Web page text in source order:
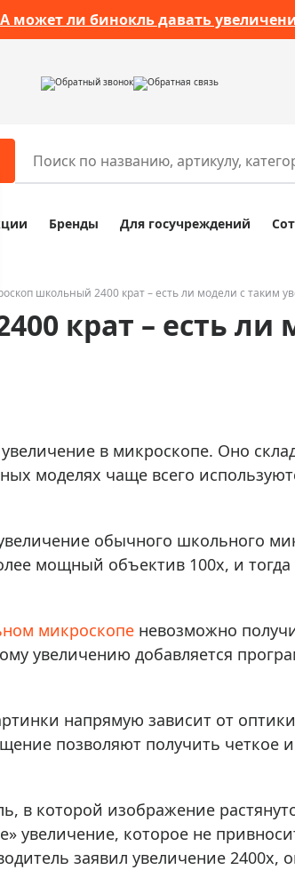
А может ли бинокль давать
Обратный звонок Обратная связь
микроскопов
зрительных труб
по специальным
образцов
Разное
Компасы
Наборы
Наборы для
Штативы
Сумки, кейсы,
Карты, постеры,
Элементы
Фотоловушки
Бренды Для госучреждений
школьный 2400 крат – есть ли модели с таким
крат – есть ли
в микроскопе. Оно
моделях чаще всего
обычного школьного
мощный объектив 100x, и тогда
микроскопе невозможно
увеличению добавляется
напрямую зависит от
позволяют получить
в которой изображение
увеличение, которое не
заявил увеличение 2400х,